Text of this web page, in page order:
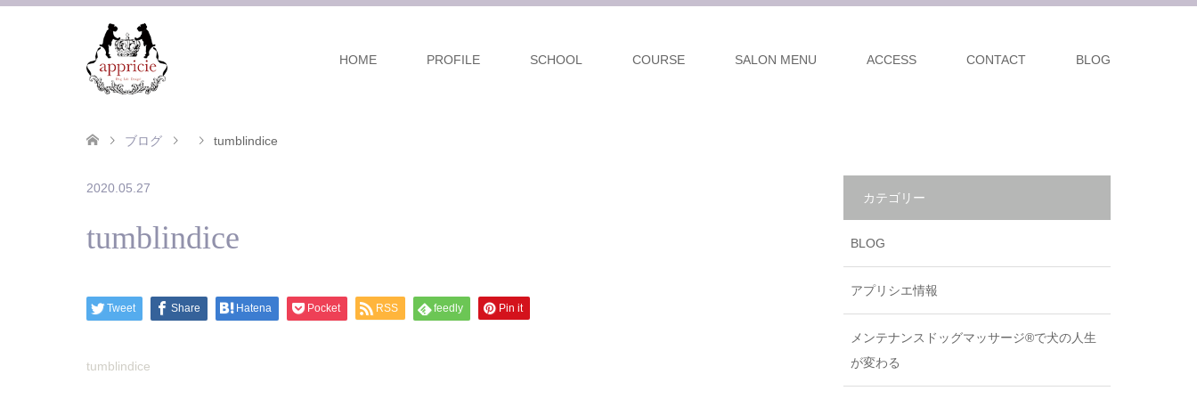
HOME PROFILE SCHOOL COURSE SALON MENU ACCESS CONTACT BLOG
ブログ tumblindice
2020.05.27
tumblindice
Tweet Share Hatena Pocket RSS feedly Pin it
tumblindice
カテゴリー
BLOG
アプリシエ情報
メンテナンスドッグマッサージ®で犬の人生
が変わる